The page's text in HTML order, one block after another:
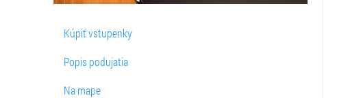
Kúpiť vstupenky
Popis podujatia
Na mape